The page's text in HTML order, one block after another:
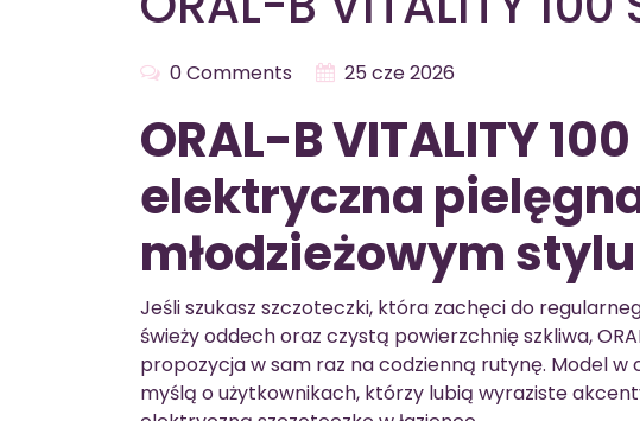
0 Comments 25 cze 2026
ORAL-B VITALITY
elektryczna
młodzieżowym stylu
Jeśli szukasz szczoteczki, która zachęci do
świeży oddech oraz czystą powierzchnię szkliwa,
propozycja w sam raz na codzienną rutynę. Model w
myślą o użytkownikach, którzy lubią wyraziste